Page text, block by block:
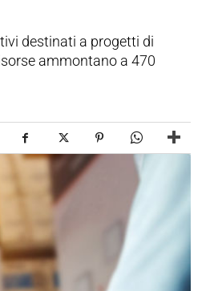
destinati a progetti di
ammontano a 470